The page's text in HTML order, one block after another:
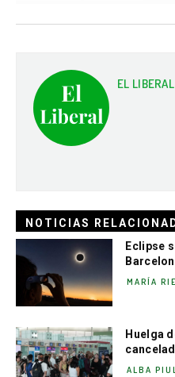
EL LIBERAL
NOTICIAS
Eclipse
MARÍA
Huelga
ALBA